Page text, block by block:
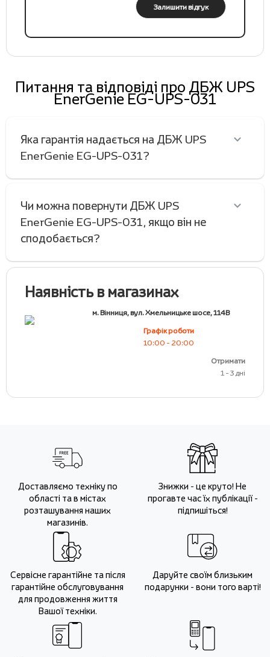
Залишити відгук
Питання та відповіді про ДБЖ UPS
EnerGenie EG-UPS-031
Яка гарантія надається на ДБЖ UPS
EnerGenie EG-UPS-031?
Чи можна повернути ДБЖ UPS
EnerGenie EG-UPS-031, якщо він не
сподобається?
Наявність в магазинах
м. Вінниця, вул. Хмельницьке шосе, 114В
Графік роботи
10:00 - 20:00
Отримати
1 - 3 дні
Доставляємо техніку по
області та в містах
розташування наших
магазинів.
Знижки - це круто! Не
прогавте час їх публікації -
підпишіться!
Сервісне гарантійне та після
гарантійне обслуговування
для продовження життя
Вашої техніки.
Даруйте своїм близьким
подарунки - вони того варті!